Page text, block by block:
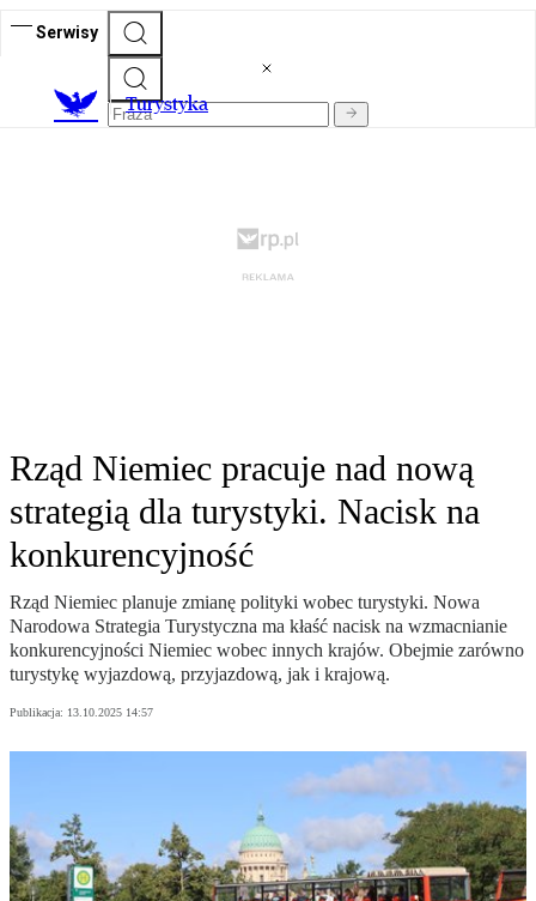
Serwisy
Turystyka
Rząd Niemiec pracuje nad nową
strategią dla turystyki. Nacisk na
konkurencyjność
Rząd Niemiec planuje zmianę polityki wobec turystyki. Nowa
Narodowa Strategia Turystyczna ma kłaść nacisk na wzmacnianie
konkurencyjności Niemiec wobec innych krajów. Obejmie zarówno
turystykę wyjazdową, przyjazdową, jak i krajową.
Publikacja: 13.10.2025 14:57